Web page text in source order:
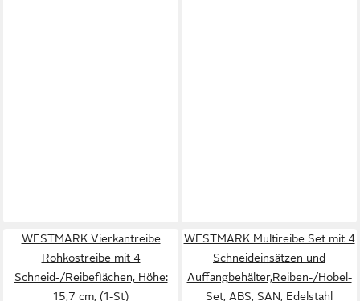
WESTMARK Vierkantreibe
Rohkostreibe mit 4
Schneid-/Reibeflächen, Höhe:
15,7 cm, (1-St)
WESTMARK Multireibe Set mit 4
Schneideinsätzen und
Auffangbehälter,Reiben-/Hobel-
Set, ABS, SAN, Edelstahl